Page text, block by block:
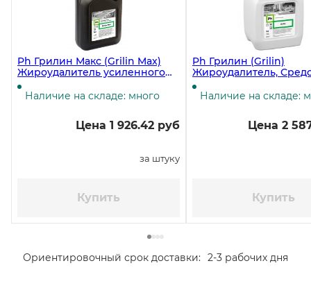
Ph Грилин Макс (Grilin Max)
Жироудалитель усиленного
действия, 3 кг ЧЗ
Наличие на складе: много
Цена 1 926.42 руб
за штуку
Купить
Ph Грилин (Grilin)
Жироудалитель,
удаления жира, 5
Наличие на складе:
Цена 2
Купить
Ориентировочный срок доставки: 2-3 рабочих дня